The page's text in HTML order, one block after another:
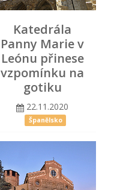
Katedrála
Panny Marie v
Leónu přinese
vzpomínku na
gotiku
22.11.2020
Španělsko